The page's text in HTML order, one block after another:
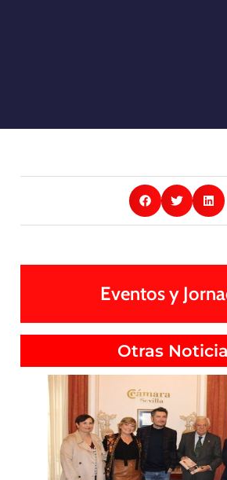
Eventos y
Otras